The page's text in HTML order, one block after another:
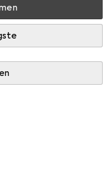
eine SSD mit hohem
cache! Etc.
länger zu
es diese tolle SSD